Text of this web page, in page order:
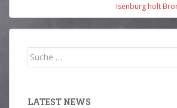
Isenburg holt
Suche
LATEST NEWS